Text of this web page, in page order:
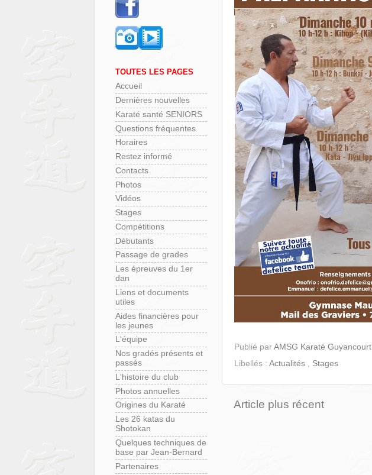
Publié par AMSG Karaté Guyancourt
Libellés : Actualités , Stages
Article plus récent
TOUTES LES PAGES
Accueil
Dernières nouvelles
Karaté santé SENIORS
Questions fréquentes
Horaires
Restez informé
Contacts
Photos
Vidéos
Stages
Compétitions
Débutants
Passage de grades
Les épreuves du 1er
dan
Liens et documents
utiles
Aides financières pour
les jeunes
L'équipe
Nos gradés présents et
passés
L'histoire du club
Photos annuelles
Origines du Karaté
Les 26 katas du
Shotokan
Quelques techniques de
base par Jean-Bernard
Partenaires